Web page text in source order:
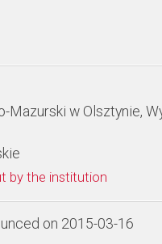
Mazurski w Olsztynie,
by the institution
on 2015-03-16